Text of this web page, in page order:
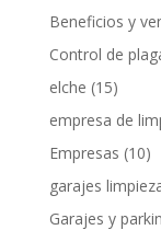
Beneficios y
Control de
elche (15)
empresa de
Empresas (10)
garajes
Garajes y